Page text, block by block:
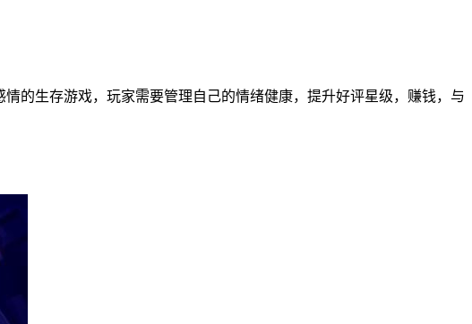
生存游戏，玩家需要管理自己的情绪健康，提升好评星级，赚钱，与